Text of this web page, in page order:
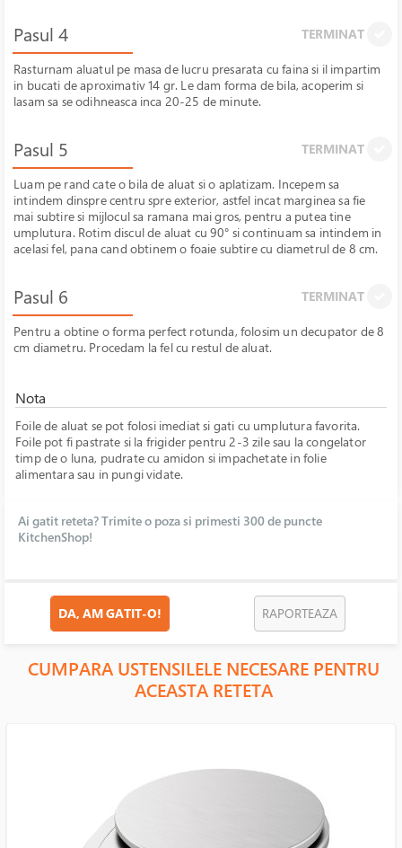
Pasul 4 TERMINAT
Rasturnam aluatul pe masa de lucru presarata cu faina si il impartim
in bucati de aproximativ 14 gr. Le dam forma de bila, acoperim si
lasam sa se odihneasca inca 20-25 de minute.
Pasul 5 TERMINAT
Luam pe rand cate o bila de aluat si o aplatizam. Incepem sa
intindem dinspre centru spre exterior, astfel incat marginea sa fie
mai subtire si mijlocul sa ramana mai gros, pentru a putea tine
umplutura. Rotim discul de aluat cu 90° si continuam sa intindem in
acelasi fel, pana cand obtinem o foaie subtire cu diametrul de 8 cm.
Pasul 6 TERMINAT
Pentru a obtine o forma perfect rotunda, folosim un decupator de 8
cm diametru. Procedam la fel cu restul de aluat.
Nota
Foile de aluat se pot folosi imediat si gati cu umplutura favorita.
Foile pot fi pastrate si la frigider pentru 2-3 zile sau la congelator
timp de o luna, pudrate cu amidon si impachetate in folie
alimentara sau in pungi vidate.
Ai gatit reteta? Trimite o poza si primesti 300 de puncte
KitchenShop!
DA, AM GATIT-O! RAPORTEAZA
CUMPARA USTENSILELE NECESARE PENTRU
ACEASTA RETETA